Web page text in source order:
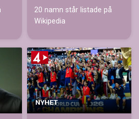
namnen
20 namn står listade på
Wikipedia
NYHET